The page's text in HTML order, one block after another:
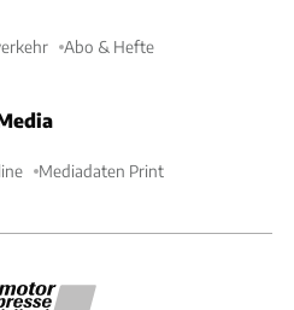
Abo & Hefte
Mediadaten Print